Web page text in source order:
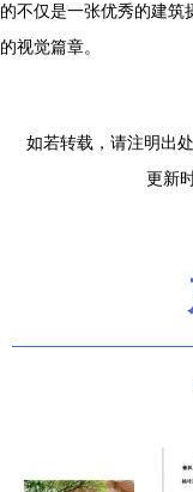
的不仅是一张优秀的建筑
的视觉篇章。
如若转载，请注明出
更新